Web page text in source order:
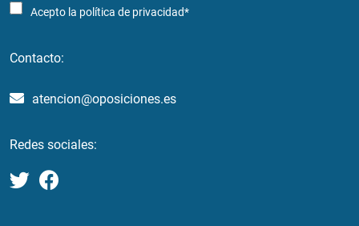
Acepto la política de privacidad*
Contacto:
atencion@oposiciones.es
Redes sociales: